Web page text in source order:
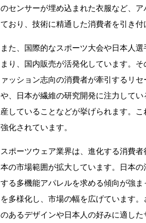
のセンサーが埋め込まれた衣服など、
ており、技術に精通した消費者を引き付
また、国際的なスポーツ大会や日本人
まり、国内販売が活発化しています。
ァッション志向の消費者が牽引するリ
や、日本が繊維の研究開発に注力して
産していることなどが挙げられます。
強化されています。
スポーツウェア業界は、進化する消費
本の市場範囲が拡大しています。日本
する多機能アパレルを求める傾向が強
を多様化し、市場の幅を広げています
のあるデザインや日本人の好みに適し